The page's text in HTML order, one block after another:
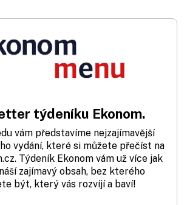
týdeníku Ekonom.
vám představíme nejzajímavější
vydání, které si můžete přečíst na
Týdeník Ekonom vám už více jak
zajímavý obsah, bez kterého
být, který vás rozvíjí a baví!